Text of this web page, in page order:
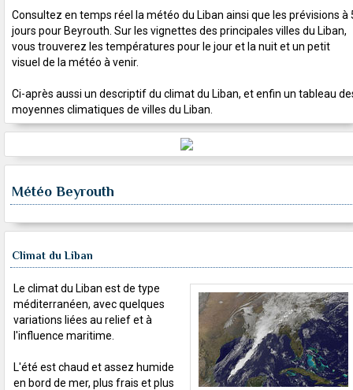
Consultez en temps réel la météo du Liban ainsi que les prévisions à
jours pour Beyrouth. Sur les vignettes des principales villes du Liban,
vous trouverez les températures pour le jour et la nuit et un petit
visuel de la météo à venir.
Ci-après aussi un descriptif du climat du Liban, et enfin un tableau
moyennes climatiques de villes du Liban.
Météo Beyrouth
Climat du Liban
Le climat du Liban est de type
méditerranéen, avec quelques
variations liées au relief et à
l'influence maritime.
L'été est chaud et assez humide
en bord de mer, plus frais et plus